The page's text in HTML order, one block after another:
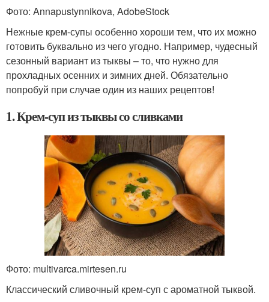
Фото: Annapustynnikova, AdobeStock
Нежные крем-супы особенно хороши тем, что их можно
готовить буквально из чего угодно. Например, чудесный
сезонный вариант из тыквы – то, что нужно для
прохладных осенних и зимних дней. Обязательно
попробуй при случае один из наших рецептов!
1. Крем-суп из тыквы со сливками
Фото: multivarca.mirtesen.ru
Классический сливочный крем-суп с ароматной тыквой.